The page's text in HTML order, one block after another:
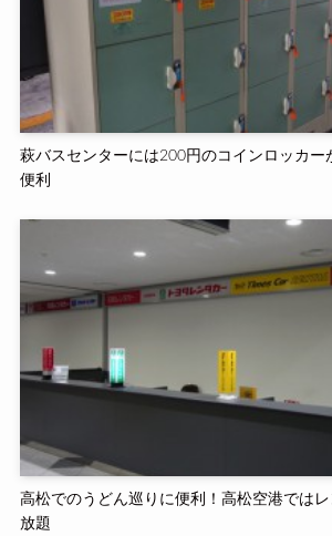
萩バスセンターには200円のコインロッカー
便利
高松でのうどん巡りに便利！高松空港では
放題